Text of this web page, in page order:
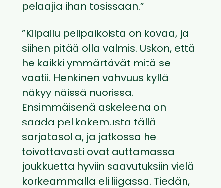
pelaajia ihan tosissaan.”
”Kilpailu pelipaikoista on kovaa, ja
siihen pitää olla valmis. Uskon, että
he kaikki ymmärtävät mitä se
vaatii. Henkinen vahvuus kyllä
näkyy näissä nuorissa.
Ensimmäisenä askeleena on
saada pelikokemusta tällä
sarjatasolla, ja jatkossa he
toivottavasti ovat auttamassa
joukkuetta hyviin saavutuksiin vielä
korkeammalla eli liigassa. Tiedän,